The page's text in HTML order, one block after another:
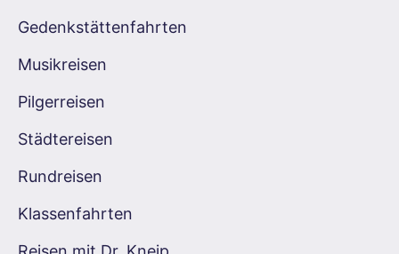
Gedenkstättenfahrten
Musikreisen
Pilgerreisen
Städtereisen
Rundreisen
Klassenfahrten